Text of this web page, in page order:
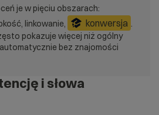
je w pięciu obszarach:
linkowanie,
konwersja .
pokazuje więcej niż ogólny
bez znajomości
i słowa